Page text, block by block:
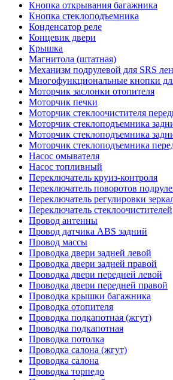
Кнопка открывания багажника
Кнопка стеклоподъемника
Конденсатор реле
Концевик двери
Крышка
Магнитола (штатная)
Механизм подрулевой для SRS
Многофункциональные кнопки
Моторчик заслонки отопителя
Моторчик печки
Моторчик стеклоочистителя
Моторчик стеклоподъемника
Моторчик стеклоподъемника
Моторчик стеклоподъемника
Насос омывателя
Насос топливный
Переключатель круиз-контроля
Переключатель поворотов
Переключатель регулировки
Переключатель стеклоочистителей
Провод антенны
Провод датчика ABS задний
Провод массы
Проводка двери задней левой
Проводка двери задней правой
Проводка двери передней левой
Проводка двери передней правой
Проводка крышки багажника
Проводка отопителя
Проводка подкапотная (жгут)
Проводка подкапотная
Проводка потолка
Проводка салона (жгут)
Проводка салона
Проводка торпедо